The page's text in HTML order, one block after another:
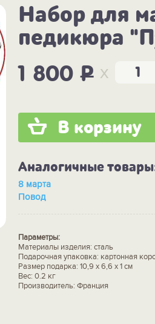
Набор для
педикюра
1 800P x
В корзину
Аналогичные
8 марта
Повод
Параметры:
Материалы изделия: сталь
Подарочная упаковка: картонная
Размер подарка: 10,9 х 6,6 х 1 см
Вес: 0.2 кг
Производитель: Франция